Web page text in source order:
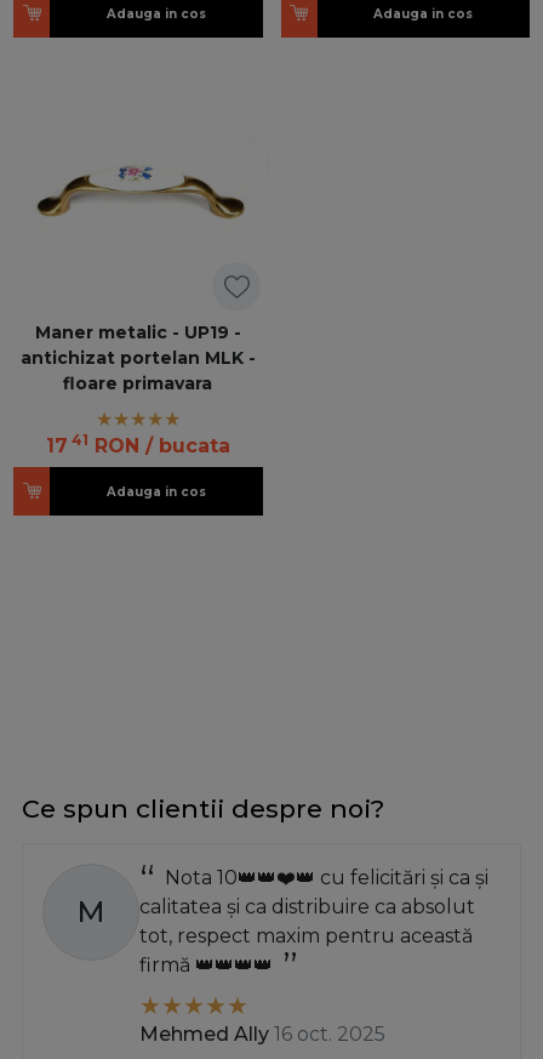
Adauga in cos Adauga in cos
Maner metalic - UP19 -
antichizat portelan MLK -
floare primavara
17 41 RON / bucata
Adauga in cos
Ce spun clientii despre noi?
M
Nota 10👑👑❤️👑 cu felicitări și ca și
calitatea și ca distribuire ca absolut
tot, respect maxim pentru această
firmă 👑👑👑👑
Mehmed Ally 16 oct. 2025